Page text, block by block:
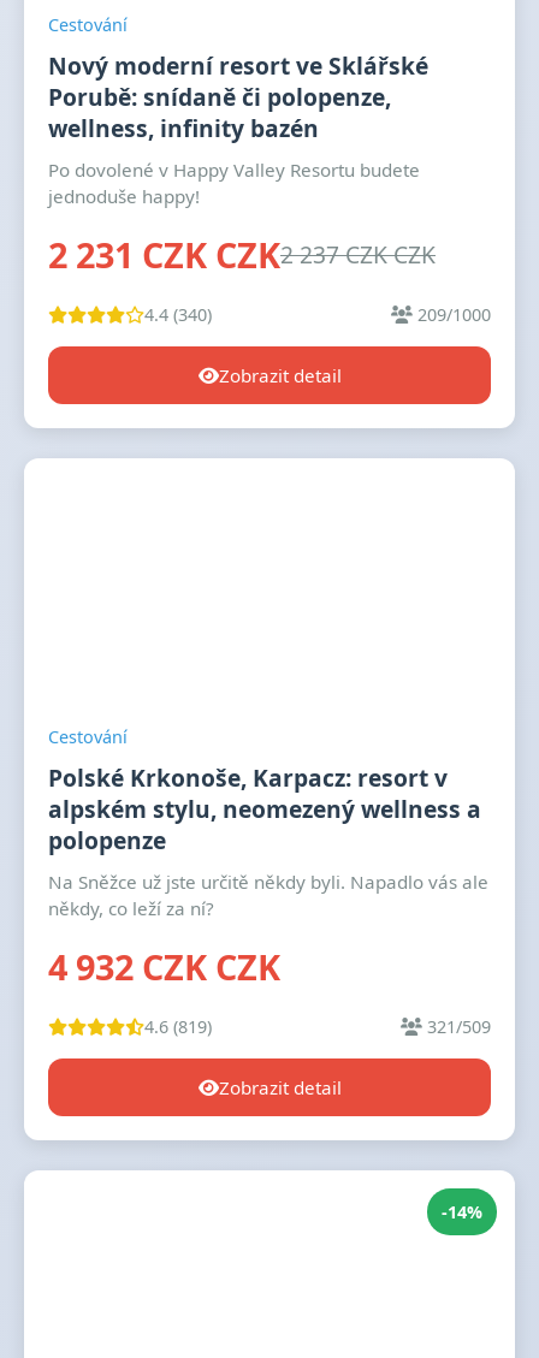
Cestování
Nový moderní resort ve Sklářské
Porubě: snídaně či polopenze,
wellness, infinity bazén
Po dovolené v Happy Valley Resortu budete
jednoduše happy!
2 231 CZK CZK2 237 CZK CZK
4.4 (340) 209/1000
Zobrazit detail
Cestování
Polské Krkonoše, Karpacz: resort v
alpském stylu, neomezený wellness a
polopenze
Na Sněžce už jste určitě někdy byli. Napadlo vás ale
někdy, co leží za ní?
4 932 CZK CZK
4.6 (819) 321/509
Zobrazit detail
-14%